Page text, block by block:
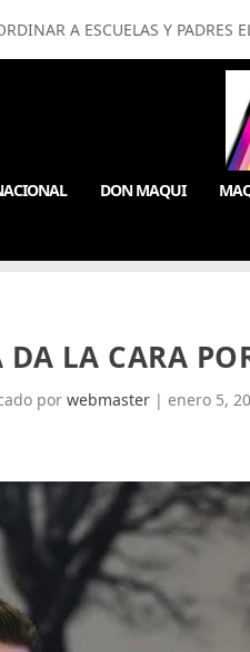
A ESCUELAS Y PADRES
DON MAQUI
LA CARA
porwebmaster |enero 5,